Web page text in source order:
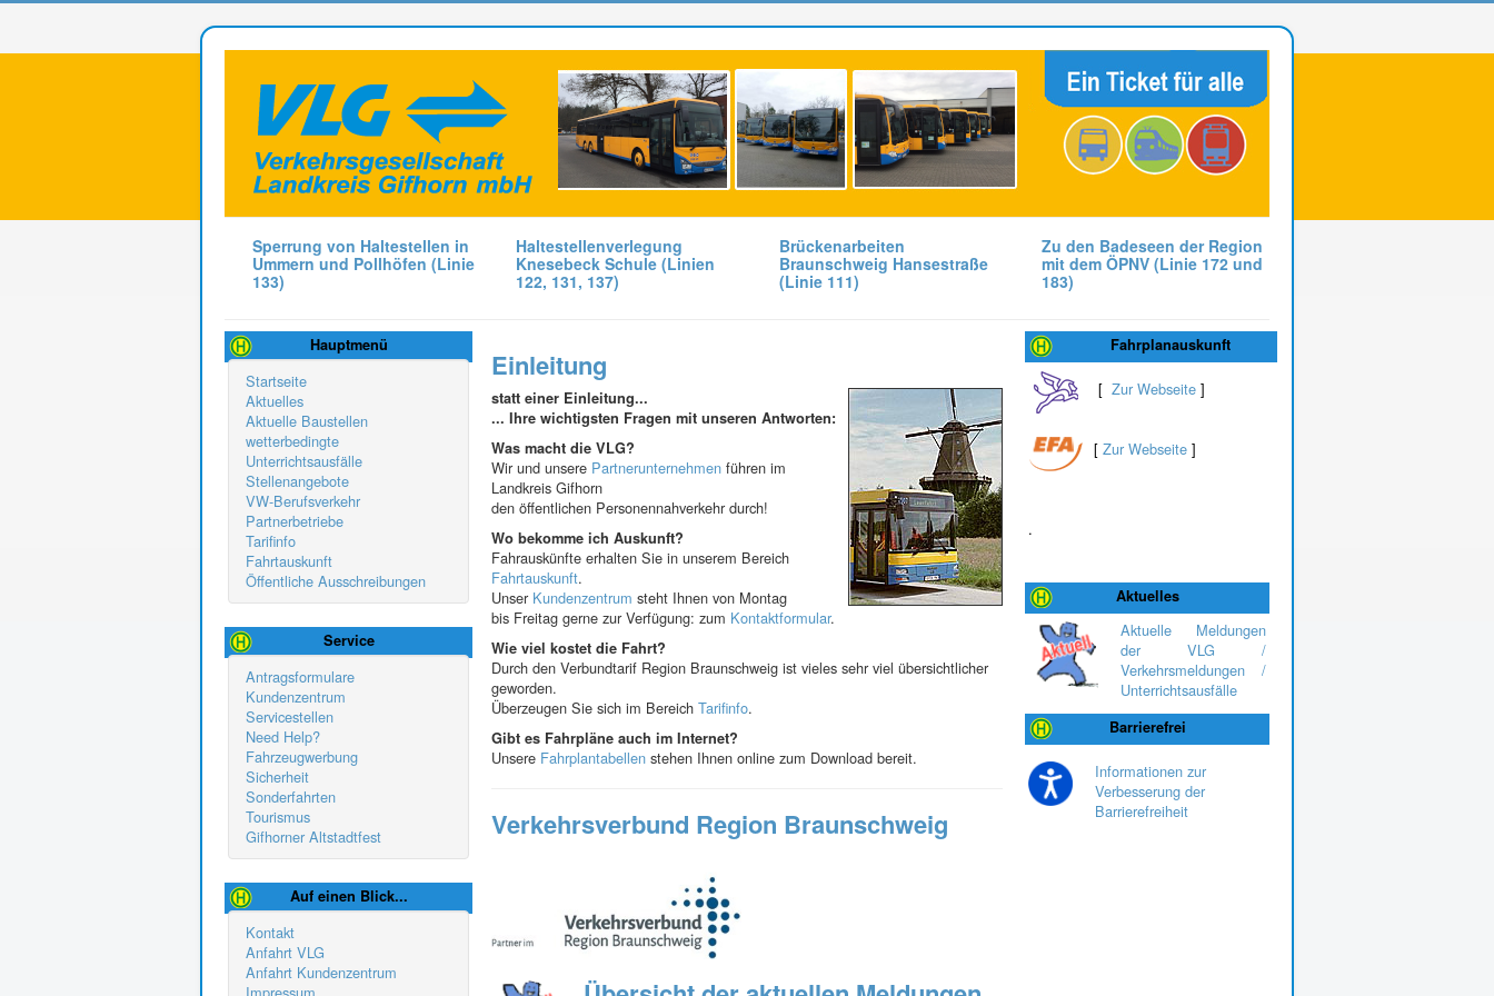
Sperrung von Haltestellen in
Ummern und Pollhöfen (Linie
133)
Haltestellenverlegung
Knesebeck Schule (Linien
122, 131, 137)
Brückenarbeiten
Braunschweig Hansestraße
(Linie 111)
Zu den Badeseen der Region
mit dem ÖPNV (Linie 172 und
183)
Hauptmenü
Startseite
Aktuelles
Aktuelle Baustellen
wetterbedingte
Unterrichtsausfälle
Stellenangebote
VW-Berufsverkehr
Partnerbetriebe
Tarifinfo
Fahrtauskunft
Öffentliche Ausschreibungen
Service
Antragsformulare
Kundenzentrum
Servicestellen
Need Help?
Fahrzeugwerbung
Sicherheit
Sonderfahrten
Tourismus
Gifhorner Altstadtfest
Auf einen Blick...
Kontakt
Anfahrt VLG
Anfahrt Kundenzentrum
Einleitung
statt einer Einleitung...
... Ihre wichtigsten Fragen mit unseren Antworten:
Was macht die VLG?
Wir und unsere Partnerunternehmen führen im
Landkreis Gifhorn
den öffentlichen Personennahverkehr durch!
Wo bekomme ich Auskunft?
Fahrauskünfte erhalten Sie in unserem Bereich
Fahrtauskunft.
Unser Kundenzentrum steht Ihnen von Montag
bis Freitag gerne zur Verfügung: zum Kontaktformular.
Wie viel kostet die Fahrt?
Durch den Verbundtarif Region Braunschweig ist vieles sehr viel übersichtlicher
geworden.
Überzeugen Sie sich im Bereich Tarifinfo.
Gibt es Fahrpläne auch im Internet?
Unsere Fahrplantabellen stehen Ihnen online zum Download bereit.
Verkehrsverbund Region Braunschweig
Fahrplanauskunft
[ Zur Webseite ]
[ Zur Webseite ]
.
Aktuelles
Aktuelle Meldungen
der VLG /
Verkehrsmeldungen /
Unterrichtsausfälle
Barrierefrei
Informationen zur
Verbesserung der
Barrierefreiheit